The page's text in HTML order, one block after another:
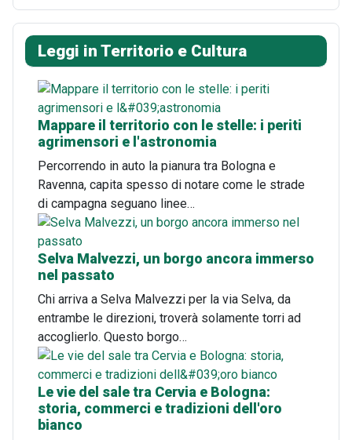
Leggi in Territorio e Cultura
Mappare il territorio con le stelle: i periti
agrimensori e l'astronomia
Percorrendo in auto la pianura tra Bologna e
Ravenna, capita spesso di notare come le strade
di campagna seguano linee…
Selva Malvezzi, un borgo ancora immerso
nel passato
Chi arriva a Selva Malvezzi per la via Selva, da
entrambe le direzioni, troverà solamente torri ad
accoglierlo. Questo borgo…
Le vie del sale tra Cervia e Bologna:
storia, commerci e tradizioni dell'oro
bianco